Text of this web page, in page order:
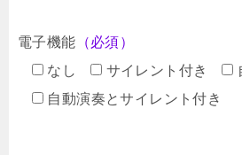
電子機能 （必須）
なし
サイレント付き
自動演奏とサイレント付き